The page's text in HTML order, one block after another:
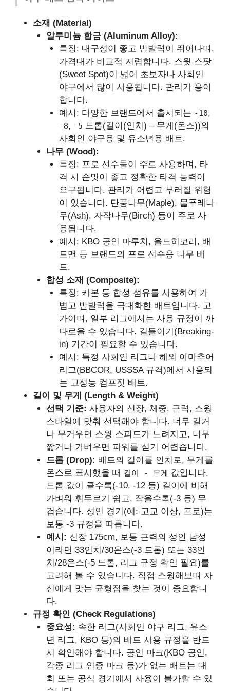
소재 (Material)
알루미늄 합금 (Aluminum Alloy):
특징: 내구성이 좋고 반발력이 뛰어나며,
가격대가 비교적 저렴합니다. 스윗 스팟
(Sweet Spot)이 넓어 초보자나 사회인
야구에서 많이 사용됩니다. 관리가 용이
합니다.
예시: 다양한 브랜드에서 출시되는 -10,
-8, -5 드롭(길이(인치) – 무게(온스))의
사회인 야구용 및 유소년용 배트.
나무 (Wood):
특징: 프로 선수들이 주로 사용하며, 타
격 시 손맛이 좋고 정확한 타격 능력이
요구됩니다. 관리가 어렵고 부러질 위험
이 있습니다. 단풍나무(Maple), 물푸레나
무(Ash), 자작나무(Birch) 등이 주로 사
용됩니다.
예시: KBO 공인 마루치, 올드히코리, 배
트맨 등 브랜드의 프로 선수용 나무 배
트.
합성 소재 (Composite):
특징: 카본 등 합성 섬유를 사용하여 가
볍고 반발력을 극대화한 배트입니다. 고
가이며, 일부 리그에서는 사용 규정이 까
다로울 수 있습니다. 길들이기(Breaking-
in) 기간이 필요할 수 있습니다.
예시: 특정 사회인 리그나 해외 아마추어
리그(BBCOR, USSSA 규격)에서 사용되
는 고성능 컴포짓 배트.
길이 및 무게 (Length & Weight)
선택 기준: 사용자의 신장, 체중, 근력, 스윙
스타일에 맞춰 선택해야 합니다. 너무 길거
나 무거우면 스윙 스피드가 느려지고, 너무
짧거나 가벼우면 파워를 싣기 어렵습니다.
드롭 (Drop): 배트의 길이를 인치로, 무게를
온스로 표시했을 때 길이 - 무게 값입니다.
드롭 값이 클수록(-10, -12 등) 길이에 비해
가벼워 휘두르기 쉽고, 작을수록(-3 등) 무
겁습니다. 성인 경기(예: 고교 이상, 프로)는
보통 -3 규정을 따릅니다.
예시: 신장 175cm, 보통 근력의 성인 남성
이라면 33인치/30온스(-3 드롭) 또는 33인
치/28온스(-5 드롭, 리그 규정 확인 필요)를
고려해 볼 수 있습니다. 직접 스윙해보며 자
신에게 맞는 균형점을 찾는 것이 중요합니
다.
규정 확인 (Check Regulations)
중요성: 속한 리그(사회인 야구 리그, 유소
년 리그, KBO 등)의 배트 사용 규정을 반드
시 확인해야 합니다. 공인 마크(KBO 공인,
각종 리그 인증 마크 등)가 없는 배트는 대
회 또는 공식 경기에서 사용이 불가할 수 있